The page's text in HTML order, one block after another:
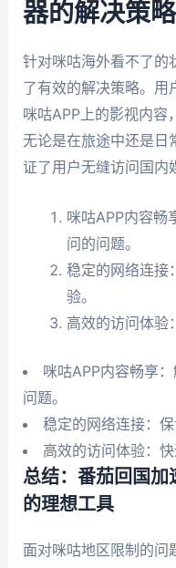
器的解决策略
针对咪咕海外看不了的
了有效的解决策略。用
咪咕APP上的影视内容
无论是在旅途中还是日
证了用户无缝访问国内
咪咕APP内容畅
问的问题。
稳定的网络连接
验。
高效的访问体验
咪咕APP内容畅享
问题。
稳定的网络连接：
高效的访问体验：
总结：番茄回国加
的理想工具
面对咪咕地区限制的问